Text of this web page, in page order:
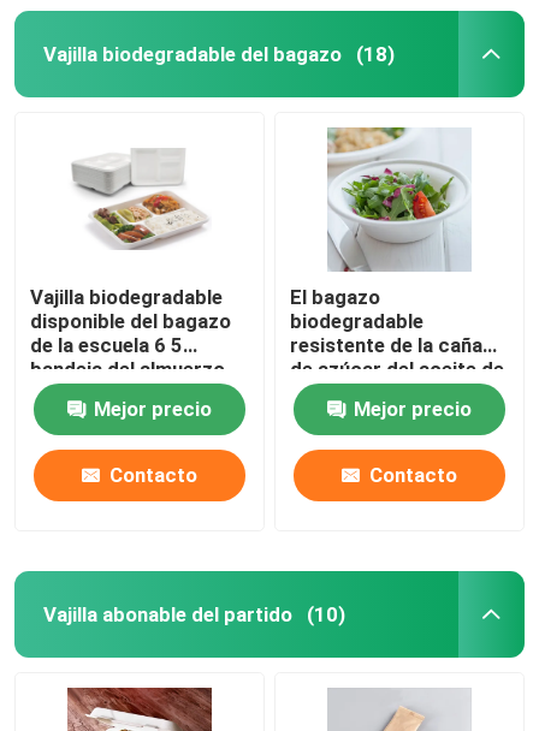
Sobre nosotros
Vajilla biodegradable del bagazo (18)
Vajilla biodegradable
disponible del bagazo
de la escuela 6 5
bandeja del almuerzo
de 3 compartimientos
Mejor precio
Contacto
El bagazo
biodegradable
resistente de la caña
de azúcar del aceite de
120 grados platea el
cuenco para llevar con
la tapa
Mejor precio
Contacto
Vajilla abonable del partido (10)